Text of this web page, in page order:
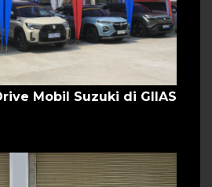
Mobil Suzuki di GIIAS